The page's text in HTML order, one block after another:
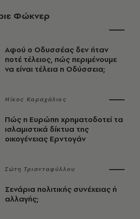
Φώκνερ
Αφού ο Οδυσσέας δεν ήταν
ποτέ τέλειος, πώς περιμένουμε
να είναι τέλεια η Οδύσσεια;
Νίκος Καραχάλιος
Πώς η Ευρώπη χρηματοδοτεί τα
ισλαμιστικά δίκτυα της
οικογένειας Ερντογάν
Σώτη Τριανταφύλλου
Σενάρια πολιτικής συνέχειας ή
αλλαγής;